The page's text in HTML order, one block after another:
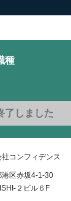
種
了しました
社コンフィデンス
港区赤坂4-1-30
２ビル６F